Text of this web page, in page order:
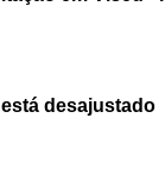
desajustado